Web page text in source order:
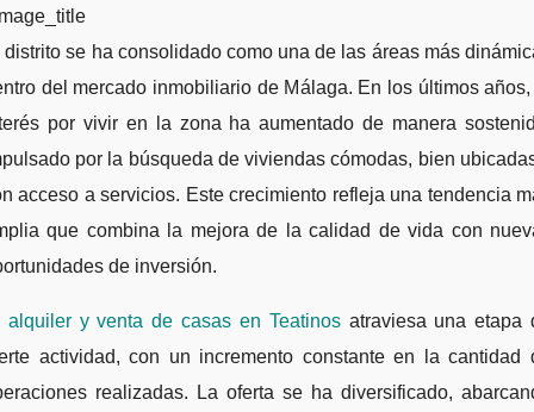
del mercado inmobiliario de Málaga. En los últimos
por vivir en la zona ha aumentado de manera
por la búsqueda de viviendas cómodas, bien
acceso a servicios. Este crecimiento refleja una tendencia
que combina la mejora de la calidad de vida con
de inversión.
alquiler y venta de casas en Teatinosatraviesa una etapa
actividad, con un incremento constante en la cantidad
realizadas. La oferta se ha diversificado,